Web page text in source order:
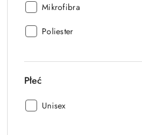
Materiał:
Mikrofibra
Materiał:
Poliester
Płeć
Płeć:
Unisex